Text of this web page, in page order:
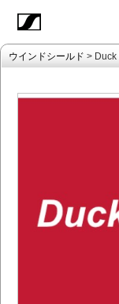
ウインドシールド >